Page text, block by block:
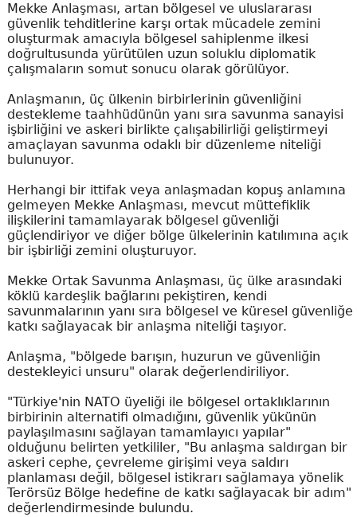
Mekke Anlaşması, artan bölgesel ve uluslararası
güvenlik tehditlerine karşı ortak mücadele zemini
oluşturmak amacıyla bölgesel sahiplenme ilkesi
doğrultusunda yürütülen uzun soluklu diplomatik
çalışmaların somut sonucu olarak görülüyor.
Anlaşmanın, üç ülkenin birbirlerinin güvenliğini
destekleme taahhüdünün yanı sıra savunma sanayisi
işbirliğini ve askeri birlikte çalışabilirliği geliştirmeyi
amaçlayan savunma odaklı bir düzenleme niteliği
bulunuyor.
Herhangi bir ittifak veya anlaşmadan kopuş anlamına
gelmeyen Mekke Anlaşması, mevcut müttefiklik
ilişkilerini tamamlayarak bölgesel güvenliği
güçlendiriyor ve diğer bölge ülkelerinin katılımına açık
bir işbirliği zemini oluşturuyor.
Mekke Ortak Savunma Anlaşması, üç ülke arasındaki
köklü kardeşlik bağlarını pekiştiren, kendi
savunmalarının yanı sıra bölgesel ve küresel güvenliğe
katkı sağlayacak bir anlaşma niteliği taşıyor.
Anlaşma, "bölgede barışın, huzurun ve güvenliğin
destekleyici unsuru" olarak değerlendiriliyor.
"Türkiye'nin NATO üyeliği ile bölgesel ortaklıklarının
birbirinin alternatifi olmadığını, güvenlik yükünün
paylaşılmasını sağlayan tamamlayıcı yapılar"
olduğunu belirten yetkililer, "Bu anlaşma saldırgan bir
askeri cephe, çevreleme girişimi veya saldırı
planlaması değil, bölgesel istikrarı sağlamaya yönelik
Terörsüz Bölge hedefine de katkı sağlayacak bir adım"
değerlendirmesinde bulundu.